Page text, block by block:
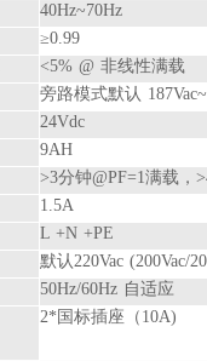
40Hz~70Hz
≥0.99
<5% @ 非线性满载
旁路模式默认
24Vdc
9AH
>3分钟@PF=1满载，
1.5A
L +N +PE
默认220Vac (200Vac/
50Hz/60Hz 自适应
2*国标插座（10A)